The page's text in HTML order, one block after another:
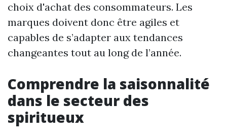
choix d'achat des consommateurs. Les
marques doivent donc être agiles et
capables de s’adapter aux tendances
changeantes tout au long de l’année.
Comprendre la saisonnalité
dans le secteur des
spiritueux